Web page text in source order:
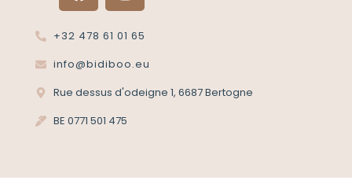
+32 478 61 01 65
info@bidiboo.eu
Rue dessus d'odeigne 1, 6687 Bertogne
BE 0771 501 475